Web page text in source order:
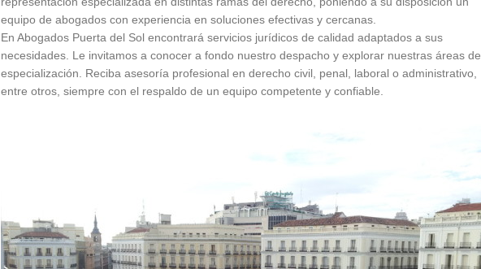
equipo de abogados con experiencia en soluciones efectivas y cercanas.
En Abogados Puerta del Sol encontrará servicios jurídicos de calidad adaptados a sus
necesidades. Le invitamos a conocer a fondo nuestro despacho y explorar nuestras áreas de
especialización. Reciba asesoría profesional en derecho civil, penal, laboral o administrativo,
entre otros, siempre con el respaldo de un equipo competente y confiable.